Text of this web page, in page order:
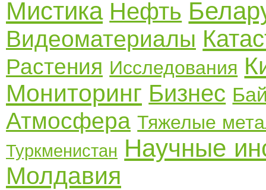
Мистика Нефть
Видеоматериалы
Растения Исследования
Мониторинг Бизнес
Атмосфера Тяжелые
Туркменистан Научные
Молдавия